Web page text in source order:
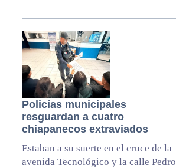
Policías municipales
resguardan a cuatro
chiapanecos extraviados
Estaban a su suerte en el cruce de la
avenida Tecnológico y la calle Pedro